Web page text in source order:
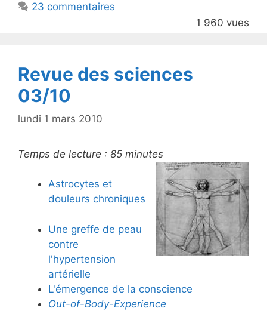
o
23 commentaires
1 960 vues
Revue des sciences
03/10
lundi 1 mars 2010
Temps de lecture : 85 minutes
Astrocytes et
douleurs chroniques
Une greffe de peau
contre
l'hypertension
artérielle
L'émergence de la conscience
Out-of-Body-Experience